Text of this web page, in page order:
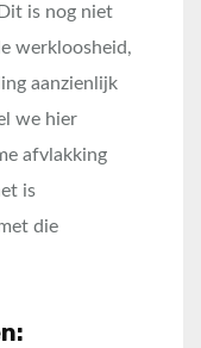
is nog niet
werkloosheid,
aanzienlijk
we hier
afvlakking
is
die